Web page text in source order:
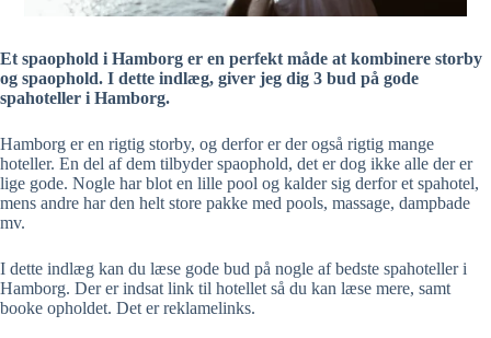
Et spaophold i Hamborg er en perfekt måde at kombinere storby
og spaophold. I dette indlæg, giver jeg dig 3 bud på gode
spahoteller i Hamborg.
Hamborg er en rigtig storby, og derfor er der også rigtig mange
hoteller. En del af dem tilbyder spaophold, det er dog ikke alle der er
lige gode. Nogle har blot en lille pool og kalder sig derfor et spahotel,
mens andre har den helt store pakke med pools, massage, dampbade
mv.
I dette indlæg kan du læse gode bud på nogle af bedste spahoteller i
Hamborg. Der er indsat link til hotellet så du kan læse mere, samt
booke opholdet. Det er reklamelinks.